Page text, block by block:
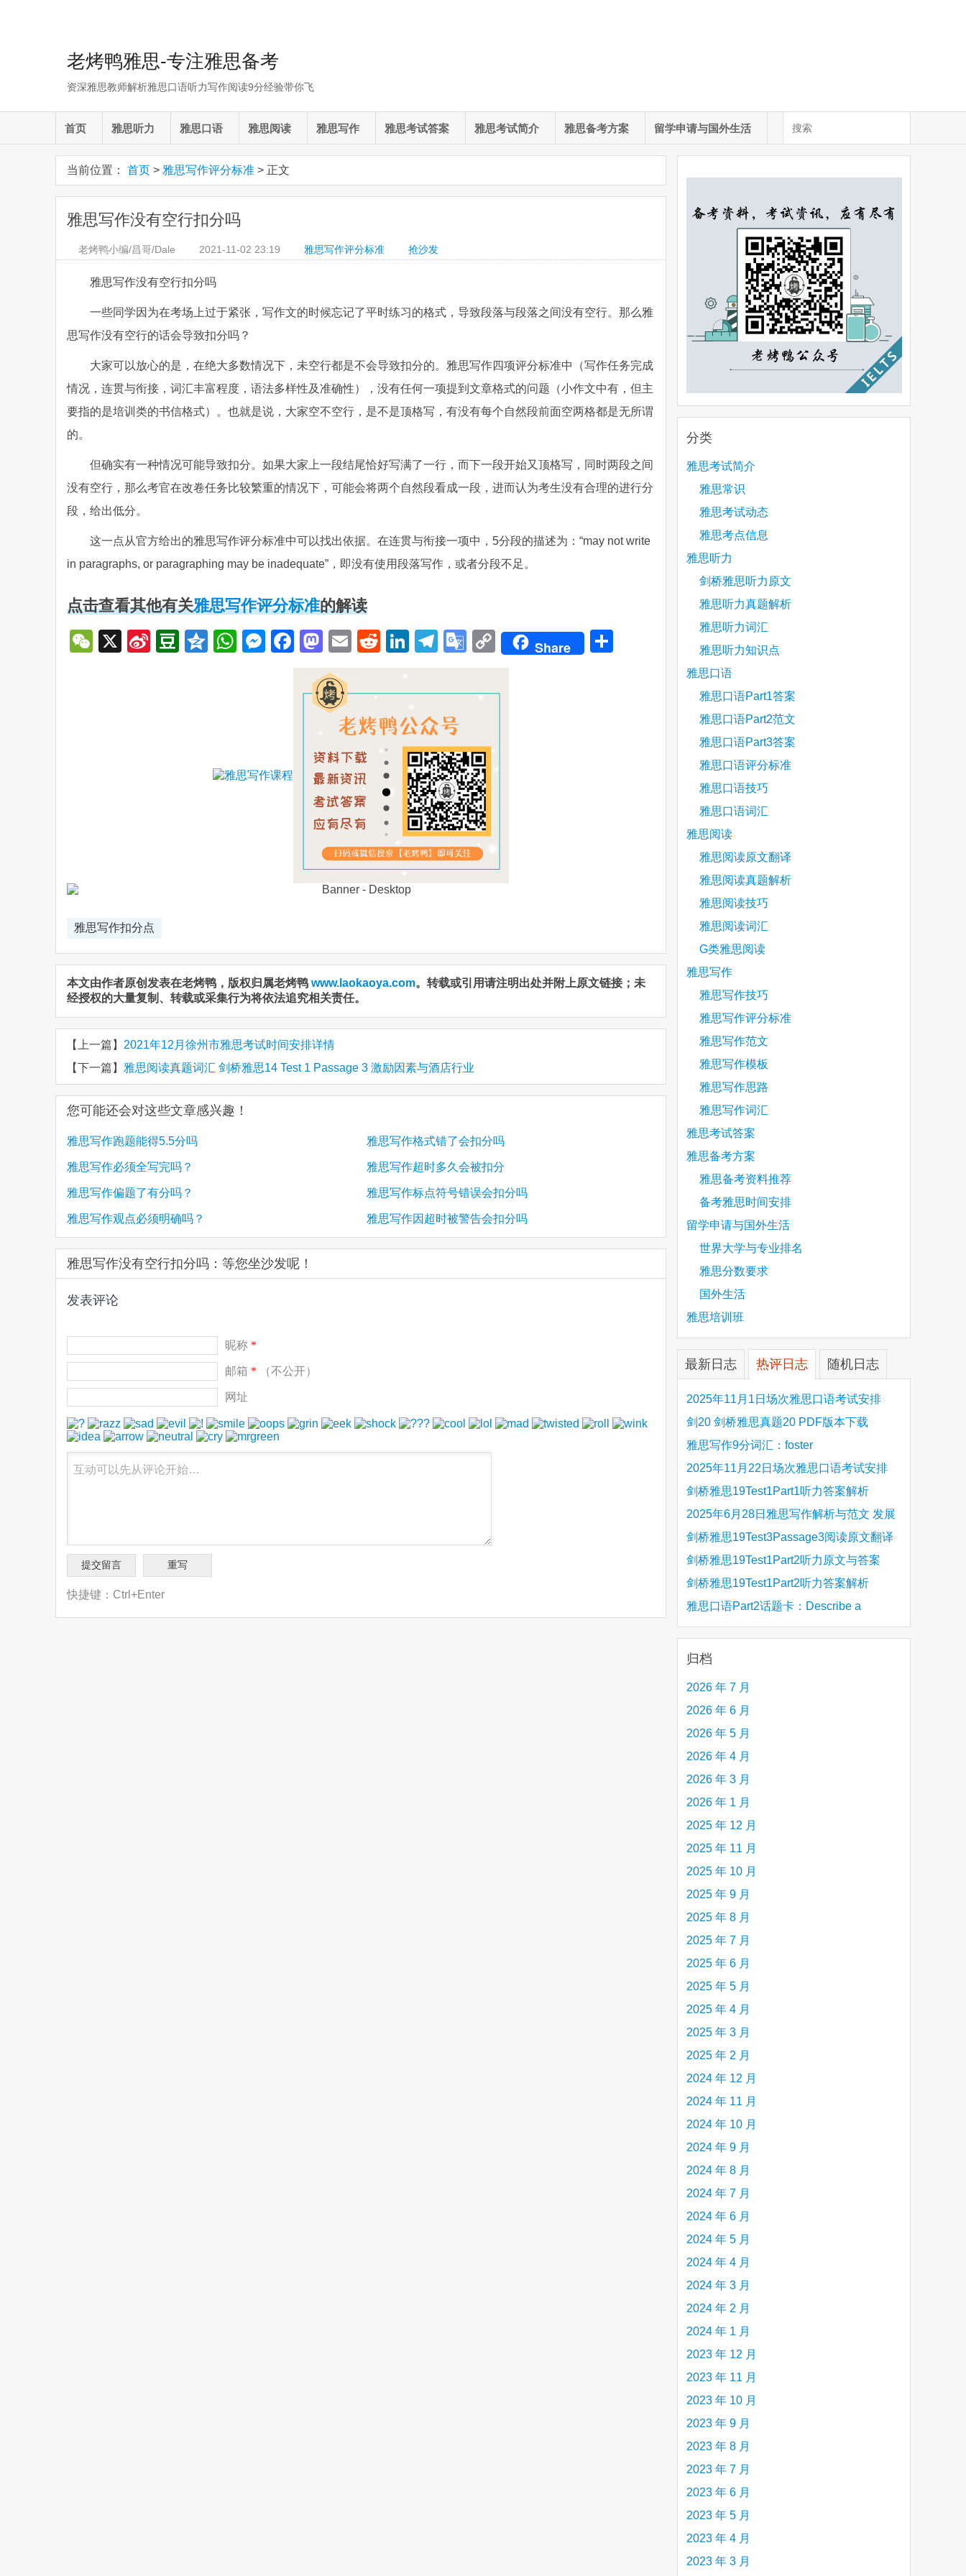
老烤鸭雅思-专注雅思备考
资深雅思教师解析雅思口语听力写作阅读9分经验带你飞
首页 雅思听力 雅思口语 雅思阅读 雅思写作 雅思考试答案 雅思考试简介 雅思备考方案 留学申请与国外生活
当前位置： 首页 > 雅思写作评分标准 > 正文
雅思写作没有空行扣分吗
老烤鸭小编/昌哥/Dale 2021-11-02 23:19 雅思写作评分标准 抢沙发
雅思写作没有空行扣分吗
一些同学因为在考场上过于紧张，写作文的时候忘记了平时练习的格式，导致段落与段落之间没有空行。那么雅
思写作没有空行的话会导致扣分吗？
大家可以放心的是，在绝大多数情况下，未空行都是不会导致扣分的。雅思写作四项评分标准中（写作任务完成
情况，连贯与衔接，词汇丰富程度，语法多样性及准确性），没有任何一项提到文章格式的问题（小作文中有，但主
要指的是培训类的书信格式）。也就是说，大家空不空行，是不是顶格写，有没有每个自然段前面空两格都是无所谓
的。
但确实有一种情况可能导致扣分。如果大家上一段结尾恰好写满了一行，而下一段开始又顶格写，同时两段之间
没有空行，那么考官在改卷任务比较繁重的情况下，可能会将两个自然段看成一段，进而认为考生没有合理的进行分
段，给出低分。
这一点从官方给出的雅思写作评分标准中可以找出依据。在连贯与衔接一项中，5分段的描述为：“may not write
in paragraphs, or paragraphing may be inadequate”，即没有使用段落写作，或者分段不足。
点击查看其他有关雅思写作评分标准的解读
WeChat
X
SinaDouban
QzoneWhatsApp
Messenger
Facebook
Mastodon
EmailRedditLinkedIn
Telegram
Google
CopyShare
雅思写作扣分点
本文由作者原创发表在老烤鸭，版权归属老烤鸭 www.laokaoya.com。转载或引用请注明出处并附上原文链接；未
经授权的大量复制、转载或采集行为将依法追究相关责任。
【上一篇】 2021年12月徐州市雅思考试时间安排详情
【下一篇】 雅思阅读真题词汇 剑桥雅思14 Test 1 Passage 3 激励因素与酒店行业
您可能还会对这些文章感兴趣！
雅思写作跑题能得5.5分吗 雅思写作格式错了会扣分吗
雅思写作必须全写完吗？ 雅思写作超时多久会被扣分
雅思写作偏题了有分吗？ 雅思写作标点符号错误会扣分吗
雅思写作观点必须明确吗？ 雅思写作因超时被警告会扣分吗
雅思写作没有空行扣分吗：等您坐沙发呢！
发表评论
昵称 *
邮箱 * （不公开）
网址
快捷键：Ctrl+Enter
分类
雅思考试简介
雅思常识
雅思考试动态
雅思考点信息
雅思听力
剑桥雅思听力原文
雅思听力真题解析
雅思听力词汇
雅思听力知识点
雅思口语
雅思口语Part1答案
雅思口语Part2范文
雅思口语Part3答案
雅思口语评分标准
雅思口语技巧
雅思口语词汇
雅思阅读
雅思阅读原文翻译
雅思阅读真题解析
雅思阅读技巧
雅思阅读词汇
G类雅思阅读
雅思写作
雅思写作技巧
雅思写作评分标准
雅思写作范文
雅思写作模板
雅思写作思路
雅思写作词汇
雅思考试答案
雅思备考方案
雅思备考资料推荐
备考雅思时间安排
留学申请与国外生活
世界大学与专业排名
雅思分数要求
国外生活
雅思培训班
最新日志 热评日志 随机日志
2025年11月1日场次雅思口语考试安排
剑20 剑桥雅思真题20 PDF版本下载
雅思写作9分词汇：foster
2025年11月22日场次雅思口语考试安排
剑桥雅思19Test1Part1听力答案解析
Hinchingbrooke Country Park
2025年6月28日雅思写作解析与范文 发展
旅游业 手把手带你写高分范文
剑桥雅思19Test3Passage3阅读原文翻译
Is the era of artificial speech translation
upon us 人工智能语言翻译
剑桥雅思19Test1Part2听力原文与答案
Stanthorpe Twinning Association
剑桥雅思19Test1Part2听力答案解析
Stanthorpe Twinning Association
雅思口语Part2话题卡：Describe a
creative person (e.g. an artist, a musician,
etc.) you admire 钦佩的有创造力的人
归档
2026 年 7 月
2026 年 6 月
2026 年 5 月
2026 年 4 月
2026 年 3 月
2026 年 1 月
2025 年 12 月
2025 年 11 月
2025 年 10 月
2025 年 9 月
2025 年 8 月
2025 年 7 月
2025 年 6 月
2025 年 5 月
2025 年 4 月
2025 年 3 月
2025 年 2 月
2024 年 12 月
2024 年 11 月
2024 年 10 月
2024 年 9 月
2024 年 8 月
2024 年 7 月
2024 年 6 月
2024 年 5 月
2024 年 4 月
2024 年 3 月
2024 年 2 月
2024 年 1 月
2023 年 12 月
2023 年 11 月
2023 年 10 月
2023 年 9 月
2023 年 8 月
2023 年 7 月
2023 年 6 月
2023 年 5 月
2023 年 4 月
2023 年 3 月